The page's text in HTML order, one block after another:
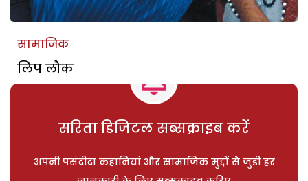
सामाजिक
लिप लौक
सरिता डिजिटल सब्सक्राइब करें
अपनी पसंदीदा कहानियां और सामाजिक मुद्दों से जुड़ी हर